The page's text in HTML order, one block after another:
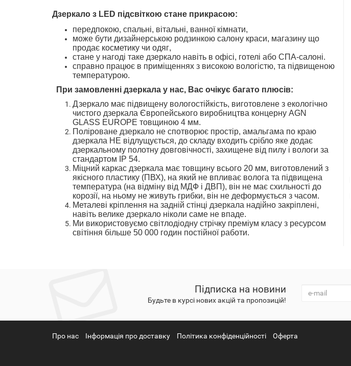
Дзеркало з LED підсвіткою стане прикрасою:
передпокою, спальні,
вітальні, ванної кімнати,
може бути дизайнерською родзинкою салону краси, магазину що
продає косметику чи одяг,
стане у нагоді таке дзеркало навіть в офісі, готелі або СПА-салоні.
справно працює в приміщеннях з високою вологістю, та підвищеною
температурою.
При замовленні дзеркала у нас, Вас очікує багато плюсів:
Дзеркало
має підвищену вологостійкість, виготовлене з екологічно
чистого дзеркала Європейського виробництва концерну AGN
GLASS EUROPE товщиною 4 мм.
Поліроване дзеркало не спотворює простір, амальгама по краю
дзеркала НЕ відлущується, до складу входить срібло яке додає
дзеркальному полотну довговічності, захищене від пилу і вологи за
стандартом IP 54.
Міцний каркас дзеркала має товщину всього 20 мм, виготовлений з
якісного пластику (ПВХ), на який не впливає волога та підвищена
температура (на відміну від МДФ і ДВП), він не має схильності до
корозії, на ньому не живуть грибки, він не деформується з часом.
Металеві кріплення на задній стінці дзеркала надійно закріплені,
навіть велике дзеркало ніколи саме не впаде.
Ми використовуємо світлодіодну стрічку преміум класу з ресурсом
світіння більше 50 000 годин постійноїработи.
Підписка на новини
Будьте в курсі нових акцій та пропозицій!
Про нас Інформація про доставку Політика конфіденційності Оферта